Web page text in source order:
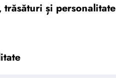
trăsături și personalitate